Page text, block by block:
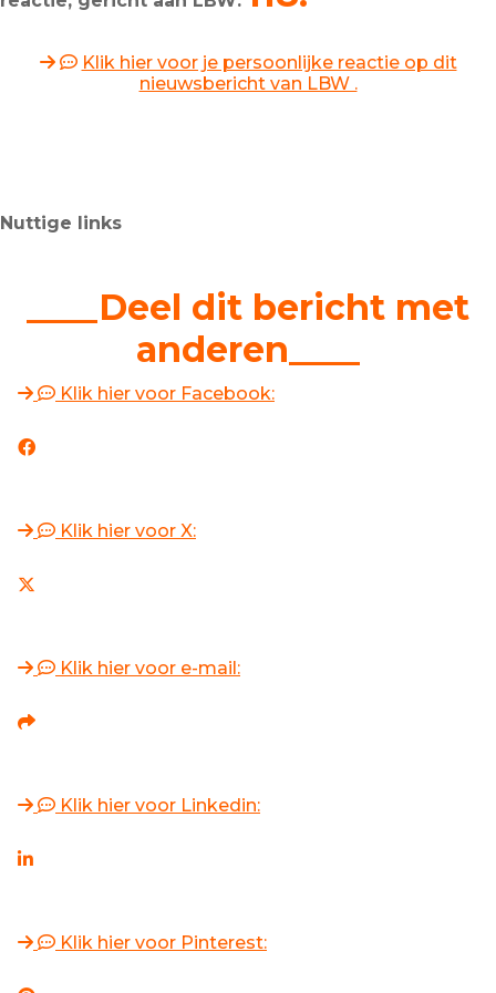
Klik hier voor je persoonlijke reactie op dit
nieuwsbericht van LBW .
Nuttige links
____Deel dit bericht met
anderen____
Klik hier voor Facebook:
Klik hier voor X:
Klik hier voor e-mail:
Klik hier voor Linkedin:
Klik hier voor Pinterest: